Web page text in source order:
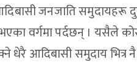
जनजाति समुदायहरू दुर्गम
वर्गमा पर्दछन् । यसैले
धेरै आदिबासी समुदाय भित्र